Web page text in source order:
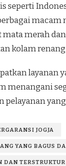
seperti
macam
merah
kolam
layanan
menangani
pelayanan
JOGJA
YANG BAGUS
TERSTRUKTUR